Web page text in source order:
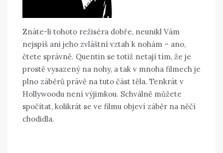
Znáte-li tohoto režiséra dobře, neunikl Vám
nejspíš ani jeho zvláštní vztah k nohám – ano,
čtete správně. Quentin se totiž netají tím, že je
prostě vysazený na nohy, a tak v mnoha filmech je
plno záběrů právě na tuto část těla. Tenkrát v
Hollywoodu není výjimkou. Schválně můžete
spočítat, kolikrát se ve filmu objeví záběr na něčí
chodidla.